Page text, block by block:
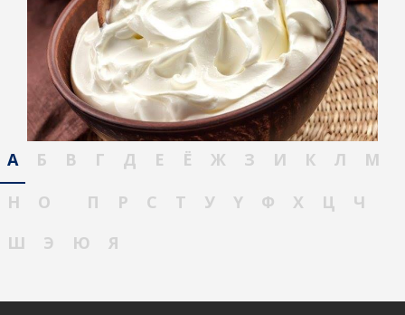
А Б В Г Д Е Ё Ж З И К Л
М
Н
О П Р С Т У Ү Ф Х Ц
Ч
Ш
Э Ю Я